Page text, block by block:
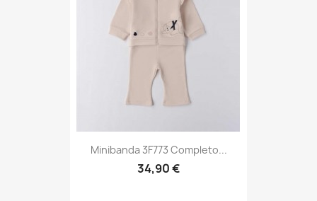
Minibanda 3F773 Completo...
34,90 €